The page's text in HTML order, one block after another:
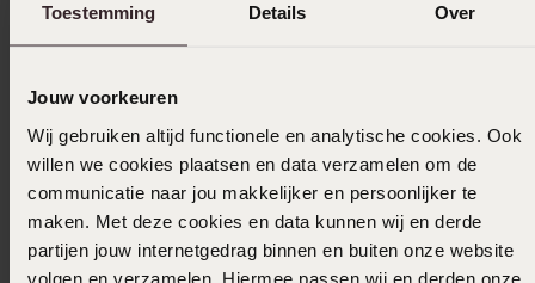
Toestemming Details Over
Jouw voorkeuren
Wij gebruiken altijd functionele en analytische cookies. Ook
willen we cookies plaatsen en data verzamelen om de
communicatie naar jou makkelijker en persoonlijker te
maken. Met deze cookies en data kunnen wij en derde
partijen jouw internetgedrag binnen en buiten onze website
volgen en verzamelen. Hiermee passen wij en derden onze
Levering & retourneren
Selecteer maat & bestel
Ook leuk voor jou